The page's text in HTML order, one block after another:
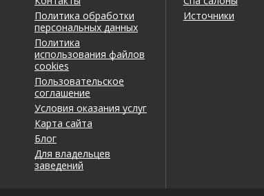
Политика обработки
персональных данных
Политика
использования файлов
cookies
Пользовательское
соглашение
Условия оказания услуг
Карта сайта
Блог
Для владельцев
заведений
Источники